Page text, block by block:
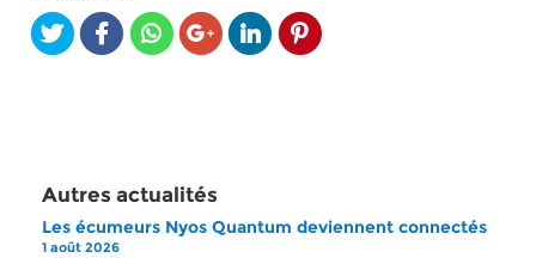
Autres actualités
Les écumeurs Nyos Quantum deviennent connectés
1 août 2026